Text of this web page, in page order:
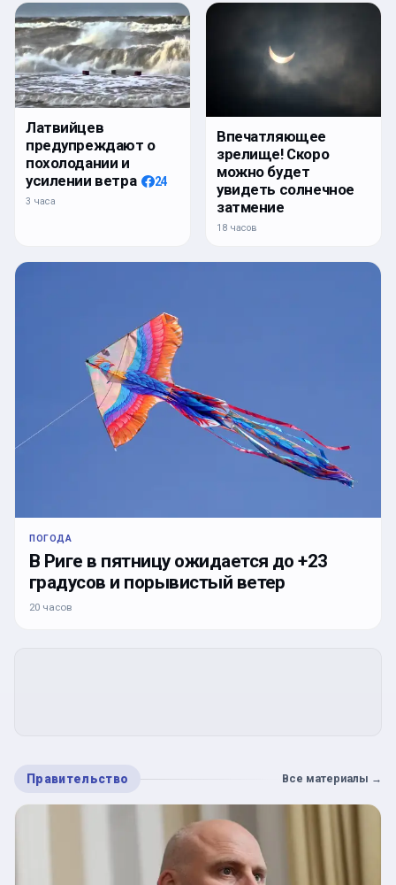
Латвийцев
предупреждают о
похолодании и
усилении ветра
24
3 часа
Впечатляющее
зрелище! Скоро
можно будет
увидеть солнечное
затмение
18 часов
ПОГОДА
В Риге в пятницу ожидается до +23
градусов и порывистый ветер
20 часов
Правительство Все материалы →